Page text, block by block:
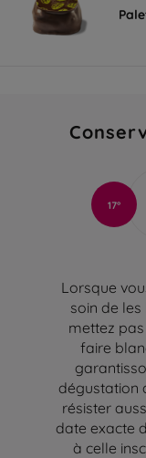
17°
Lorsque
soin de
mettez
faire
dégustation
résister
date exacte
à celle